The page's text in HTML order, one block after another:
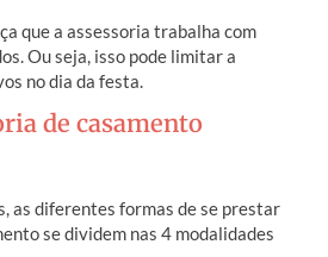
que a assessoria trabalha com
Ou seja, isso pode limitar a
no dia da festa.
de casamento
as diferentes formas de se prestar
se dividem nas 4 modalidades